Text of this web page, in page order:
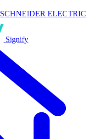
SCHNEIDER ELECTRIC
Signify